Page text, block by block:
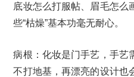
底妆怎么打服帖、眉毛怎么
些“枯燥”基本功毫无耐心。
病根：化妆是门手艺，手艺
不打地基，再漂亮的设计也